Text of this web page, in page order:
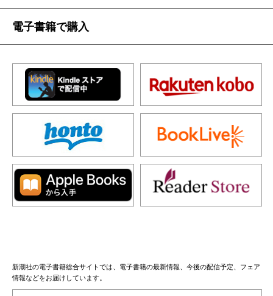
電子書籍で購入
新潮社の電子書籍総合サイトでは、電子書籍の最新情報、今後の配信予定、フェア
情報などをお届けしています。